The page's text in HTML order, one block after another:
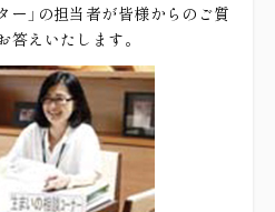
ー」の担当者が皆様からのご質
答えいたします。